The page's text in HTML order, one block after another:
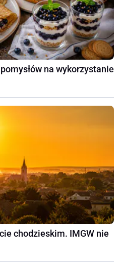
na wykorzystanie
chodzieskim. IMGW nie